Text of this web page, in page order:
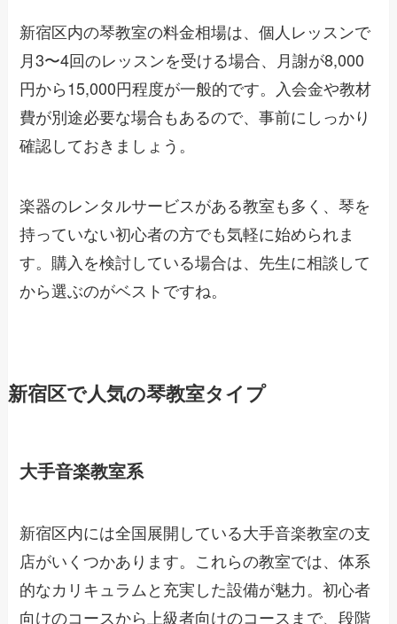
新宿区内の琴教室の料金相場は、個人レッスンで
月3〜4回のレッスンを受ける場合、月謝が8,000
円から15,000円程度が一般的です。入会金や教材
費が別途必要な場合もあるので、事前にしっかり
確認しておきましょう。
楽器のレンタルサービスがある教室も多く、琴を
持っていない初心者の方でも気軽に始められま
す。購入を検討している場合は、先生に相談して
から選ぶのがベストですね。
新宿区で人気の琴教室タイプ
大手音楽教室系
新宿区内には全国展開している大手音楽教室の支
店がいくつかあります。これらの教室では、体系
的なカリキュラムと充実した設備が魅力。初心者
向けのコースから上級者向けのコースまで、段階